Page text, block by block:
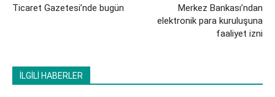
Ticaret Gazetesi’nde bugün
Merkez Bankası’ndan
elektronik para kuruluşuna
faaliyet izni
İLGİLİ HABERLER